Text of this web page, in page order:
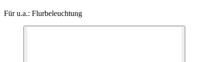
Für u.a.: Flurbeleuchtung